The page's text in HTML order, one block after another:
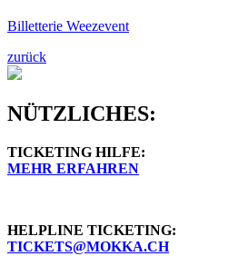
Billetterie Weezevent
zurück
NÜTZLICHES:
TICKETING HILFE:
MEHR ERFAHREN
HELPLINE TICKETING:
TICKETS@MOKKA.CH